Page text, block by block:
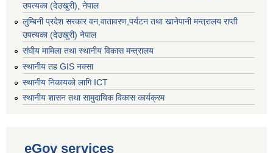
उपत्यका (देउखुरी), नेपाल
लुम्बिनी प्रदेश सरकार वन,वातावरण,पर्यटन तथा खानेपानी मन्त्रालय राप्ती
उपत्यका (देउखुरी) नेपाल
संघीय मामिला तथा स्थानीय विकास मन्त्रालय
स्थानीय तह GIS नक्सा
स्थानीय निकायको लागि ICT
स्थानीय शासन तथा सामुदायिक विकास कार्यक्रम
eGov services